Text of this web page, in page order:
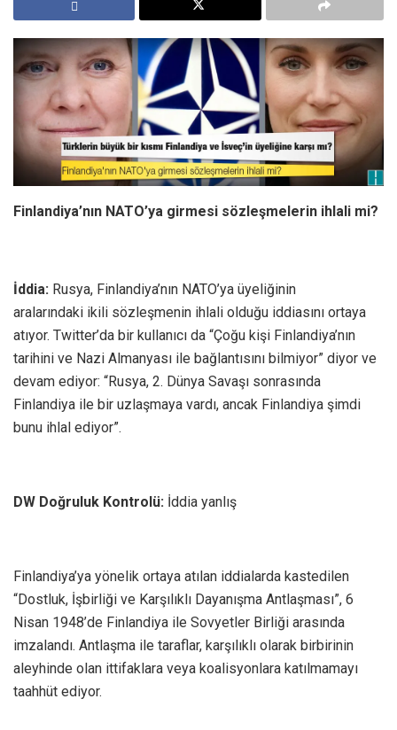
Finlandiya’nın NATO’ya girmesi sözleşmelerin ihlali mi?
İddia: Rusya, Finlandiya’nın NATO’ya üyeliğinin
aralarındaki ikili sözleşmenin ihlali olduğu iddiasını ortaya
atıyor. Twitter’da bir kullanıcı da “Çoğu kişi Finlandiya’nın
tarihini ve Nazi Almanyası ile bağlantısını bilmiyor” diyor ve
devam ediyor: “Rusya, 2. Dünya Savaşı sonrasında
Finlandiya ile bir uzlaşmaya vardı, ancak Finlandiya şimdi
bunu ihlal ediyor”.
DW Doğruluk Kontrolü: İddia yanlış
Finlandiya’ya yönelik ortaya atılan iddialarda kastedilen
“Dostluk, İşbirliği ve Karşılıklı Dayanışma Antlaşması”, 6
Nisan 1948’de Finlandiya ile Sovyetler Birliği arasında
imzalandı. Antlaşma ile taraflar, karşılıklı olarak birbirinin
aleyhinde olan ittifaklara veya koalisyonlara katılmamayı
taahhüt ediyor.